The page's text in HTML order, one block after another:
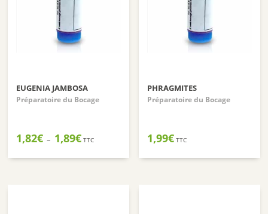
EUGENIA JAMBOSA
Préparatoire du Bocage
1,82€ – 1,89€Plage
prix :
TTC
PHRAGMITES
Préparatoire du Bocage
1,99€ TTC